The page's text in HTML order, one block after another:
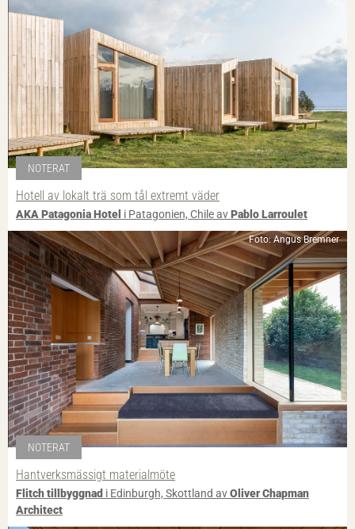
NOTERAT
Hotell av lokalt trä som tål extremt väder
AKA Patagonia Hotel i Patagonien, Chile avPablo Larroulet
Foto: Angus Bremner
NOTERAT
Hantverksmässigt materialmöte
Flitch tillbyggnad i Edinburgh, Skottland avOliver Chapman
Architect